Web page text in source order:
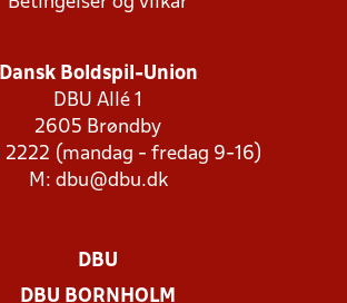
Dansk Boldspil-Union
DBU Allé 1
2605 Brøndby
2222 (mandag - fredag 9-16)
M: dbu@dbu.dk
DBU
DBU BORNHOLM